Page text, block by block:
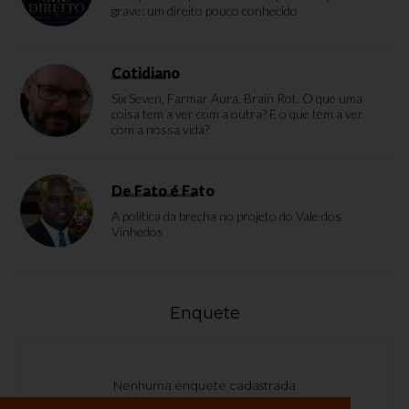
grave: um direito pouco conhecido
Cotidiano
Six Seven, Farmar Aura, Brain Rot. O que uma
coisa tem a ver com a outra? E o que tem a ver
com a nossa vida?
De Fato é Fato
A política da brecha no projeto do Vale dos
Vinhedos
Enquete
Nenhuma enquete cadastrada